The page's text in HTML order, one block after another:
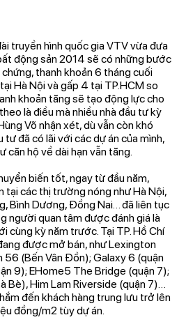
truyền hình quốc gia VTV vừa đưa
động sản 2014 sẽ có những bước
thanh khoản 6 tháng cuối
Hà Nội và gấp 4 tại TP.HCM so
khoản tăng sẽ tạo động lực cho
là điều mà nhiều nhà đầu tư kỳ
Võ nhận xét, dù vẫn còn khó
tư đã có lãi với các dự án của mình,
căn hộ về dài hạn vẫn tăng.
biến tốt, ngay từ đầu năm,
tại các thị trường nóng như Hà Nội,
Bình Dương, Đồng Nai… đã liên tục
người quan tâm được đánh giá là
cùng kỳ năm trước. Tại TP. Hồ Chí
được mở bán, như Lexington
56 (Bến Vân Đồn); Galaxy 6 (quận
9); EHome5 The Bridge (quận 7);
Bè), Him Lam Riverside (quận 7)…
đến khách hàng trung lưu trở lên
đồng/m2 tùy dự án.